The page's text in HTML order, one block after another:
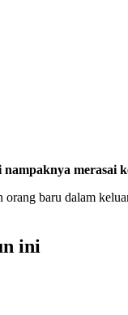
merasai
baru dalam
ini